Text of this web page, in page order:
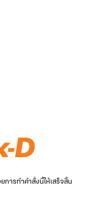
ารทำคำสั่งนี้ให้เสร็จสิ้น